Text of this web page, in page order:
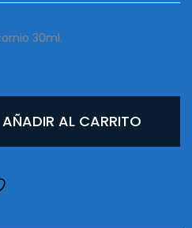
30ml.
AÑADIR AL CARRITO